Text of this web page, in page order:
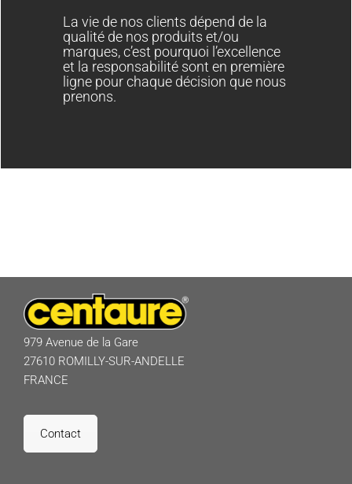
La vie de nos clients dépend de la
qualité de nos produits et/ou
marques, c’est pourquoi l’excellence
et la responsabilité sont en première
ligne pour chaque décision que nous
prenons.
979 Avenue de la Gare
27610 ROMILLY-SUR-ANDELLE
FRANCE
Contact